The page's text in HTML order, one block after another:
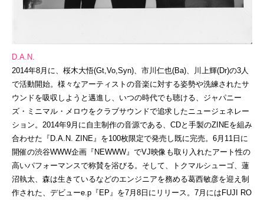
D.A.N.
2014年8月に、桜木大悟(Gt,Vo,Syn)、市川仁也(Ba)、川上輝(Dr)の3人
で活動開始。様々なアーティストの音楽に対する姿勢や洗練されたサ
ウンドを吸収しようと邁進し、いつの時代でも聴ける、ジャパニー
ズ・ミニマル・メロウをクラブサウンドで追求したニュージェネレー
ション。2014年9月に自主制作の音源である、CDと手製のZINEを組み
合わせた『D.A.N. ZINE』を100枚限定で発売し既に完売。6月11日に
開催の渋谷WWW企画『NEWWW』でVJ映像も取り入れたアート性の
高いパフォーマンスで称賛を浴びる。そして、トクマルシューゴ、蓮
沼執太、森は生きているなどのエンジニアを務める葛西敏彦を迎え制
作された、デビューe.p『EP』を7月8日にリリース。7月にはFUJI RO